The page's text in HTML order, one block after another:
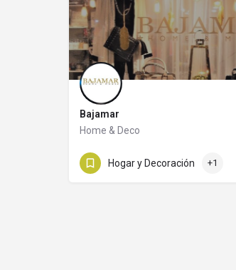
Bajamar
Home & Deco
Diagonal Buenos Aires 268
Hogar y Decoración +1